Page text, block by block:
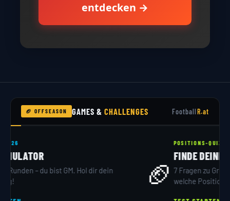
entdecken →
🏈 OFFSEASON GAMES &CHALLENGES FootballR.at
🏟️32 Teams, 7 Runden – du bist GM. Hol dir dein